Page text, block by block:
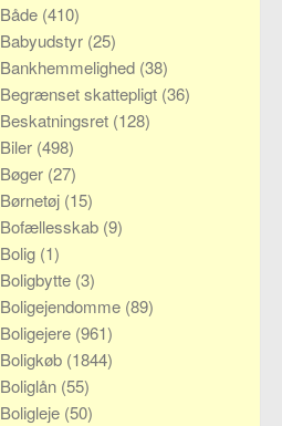
Både (410)
Babyudstyr (25)
Bankhemmelighed (38)
Begrænset skattepligt (36)
Beskatningsret (128)
Biler (498)
Bøger (27)
Børnetøj (15)
Bofællesskab (9)
Bolig (1)
Boligbytte (3)
Boligejendomme (89)
Boligejere (961)
Boligkøb (1844)
Boliglån (55)
Boligleje (50)